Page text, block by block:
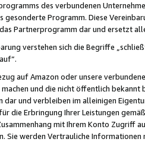
des verbundenen
gesonderte Programm. Diese
Partnerprogramm dar und ersetzt
verstehen sich die Begriffe
auf Amazon oder unsere
und die nicht öffentlich
dar und verbleiben im alleinigen
die Erbringung Ihrer Leistungen
mit Ihrem Konto
Sie werden Vertrauliche